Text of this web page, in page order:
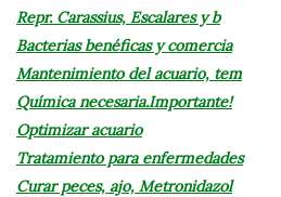
Repr. Carassius, Escalares y b
Bacterias benéficas y comercia
Mantenimiento del acuario, tem
Química necesaria.Importante!
Optimizar acuario
Tratamiento para enfermedades
Curar peces, ajo, Metronidazol